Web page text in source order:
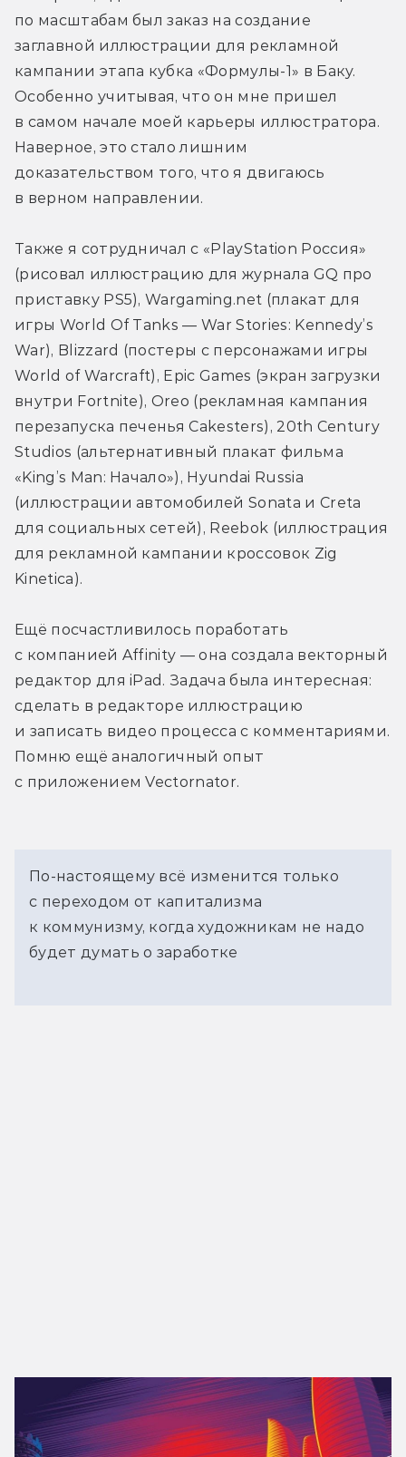
по масштабам был заказ на создание
заглавной иллюстрации для рекламной
кампании этапа кубка «Формулы-1» в Баку.
Особенно учитывая, что он мне пришел
в самом начале моей карьеры иллюстратора.
Наверное, это стало лишним
доказательством того, что я двигаюсь
в верном направлении.
Также я сотрудничал с «PlayStation Россия»
(рисовал иллюстрацию для журнала GQ про
приставку PS5), Wargaming.net (плакат для
игры World Of Tanks — War Stories: Kennedy’s
War), Blizzard (постеры с персонажами игры
World of Warcraft), Epic Games (экран загрузки
внутри Fortnite), Oreo (рекламная кампания
перезапуска печенья Cakesters), 20th Century
Studios (альтернативный плакат фильма
«King’s Man: Начало»), Hyundai Russia
(иллюстрации автомобилей Sonata и Creta
для социальных сетей), Reebok (иллюстрация
для рекламной кампании кроссовок Zig
Kinetica).
Ещё посчастливилось поработать
с компанией Affinity — она создала векторный
редактор для iPad. Задача была интересная:
сделать в редакторе иллюстрацию
и записать видео процесса с комментариями.
Помню ещё аналогичный опыт
с приложением Vectornator.
По-настоящему всё изменится только
с переходом от капитализма
к коммунизму, когда художникам не надо
будет думать о заработке